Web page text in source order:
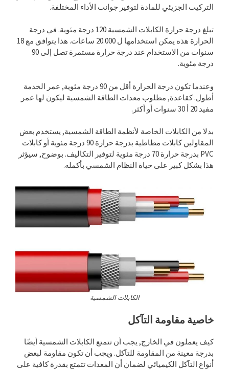
التركيب الجزيئي للمادة لتوفير جوانب الأداء المختلفة.
تبلغ درجة حرارة الكابلات الشمسية 120 درجة مئوية. في درجة
الحرارة هذه يمكن استخدامها ل 20.000 ساعات. هذا يتوافق مع 18
سنوات من الاستخدام عند درجة حرارة مستمرة تصل إلى 90
درجة مئوية.
وعندما تكون درجة الحرارة أقل من 90 درجة مئوية, عمر الخدمة
أطول. كقاعدة, مطلوب معدات الطاقة الشمسية ليكون لها عمر
مفيد 20 أ 30 سنوات أو أكثر.
بدلا من الكابلات الخاصة لأنظمة الطاقة الشمسية, يستخدم بعض
المقاولين كابلات مطاطية بدرجة حرارة 90 درجة مئوية أو كابلات
PVC بدرجة حرارة 70 درجة مئوية لتوفير التكاليف. بوضوح, سيؤثر
هذا بشكل كبير على حياة النظام الشمسي بأكمله.
الكابلات الشمسية
خاصية مقاومة التآكل
كيف يعملون في الخارج, يجب أن تتمتع الكابلات الشمسية أيضًا
بدرجة معينة من المقاومة للتآكل. ويجب أن تكون مقاومة لبعض
أنواع التآكل الكيميائي لضمان أن المعدات تتمتع بقدرة كافية على